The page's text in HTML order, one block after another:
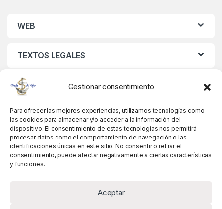
Gestionar consentimiento
Para ofrecer las mejores experiencias, utilizamos tecnologías como
las cookies para almacenar y/o acceder a la información del
dispositivo. El consentimiento de estas tecnologías nos permitirá
procesar datos como el comportamiento de navegación o las
identificaciones únicas en este sitio. No consentir o retirar el
consentimiento, puede afectar negativamente a ciertas características
y funciones.
Aceptar
WEB
TEXTOS LEGALES
MIS DATOS